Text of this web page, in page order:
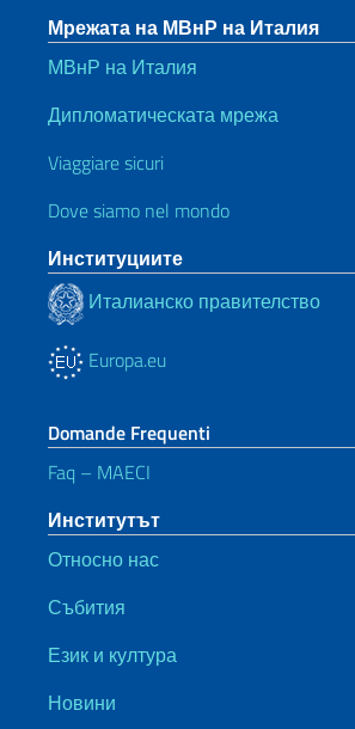
Мрежата на МВнР на Италия
МВнР на Италия
Дипломатическата мрежа
Viaggiare sicuri
Dove siamo nel mondo
Институциите
Италианско правителство
Europa.eu
Domande Frequenti
Faq – MAECI
Институтът
Относно нас
Събития
Език и култура
Новини